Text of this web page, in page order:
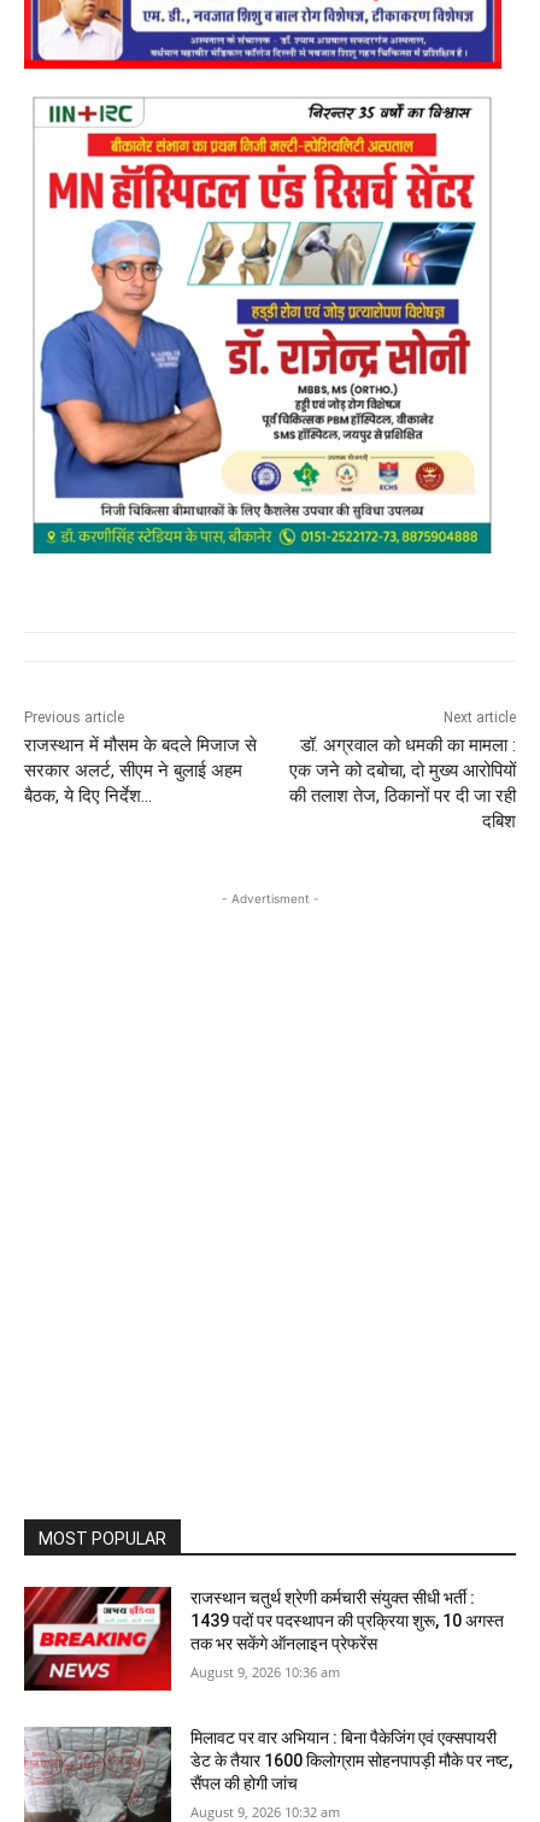
Previous article
राजस्‍थान में मौसम के बदले मिजाज से
सरकार अलर्ट, सीएम ने बुलाई अहम
बैठक, ये दिए निर्देश…
Next article
डॉ. अग्रवाल को धमकी का मामला :
एक जने को दबोचा, दो मुख्‍य आरोपियों
की तलाश तेज, ठिकानों पर दी जा रही
दबिश
- Advertisment -
MOST POPULAR
राजस्थान चतुर्थ श्रेणी कर्मचारी संयुक्त सीधी भर्ती :
1439 पदों पर पदस्थापन की प्रक्रिया शुरू, 10 अगस्त
तक भर सकेंगे ऑनलाइन प्रेफरेंस
August 9, 2026 10:36 am
मिलावट पर वार अभियान : बिना पैकेजिंग एवं एक्सपायरी
डेट के तैयार 1600 किलोग्राम सोहनपापड़ी मौके पर नष्ट,
सैंपल की होगी जांच
August 9, 2026 10:32 am